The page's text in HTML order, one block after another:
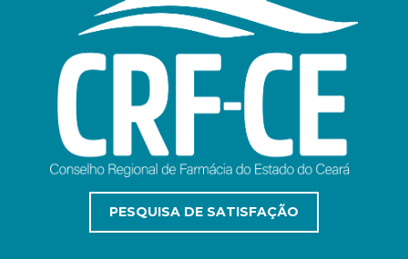
PESQUISA DE SATISFAÇÃO